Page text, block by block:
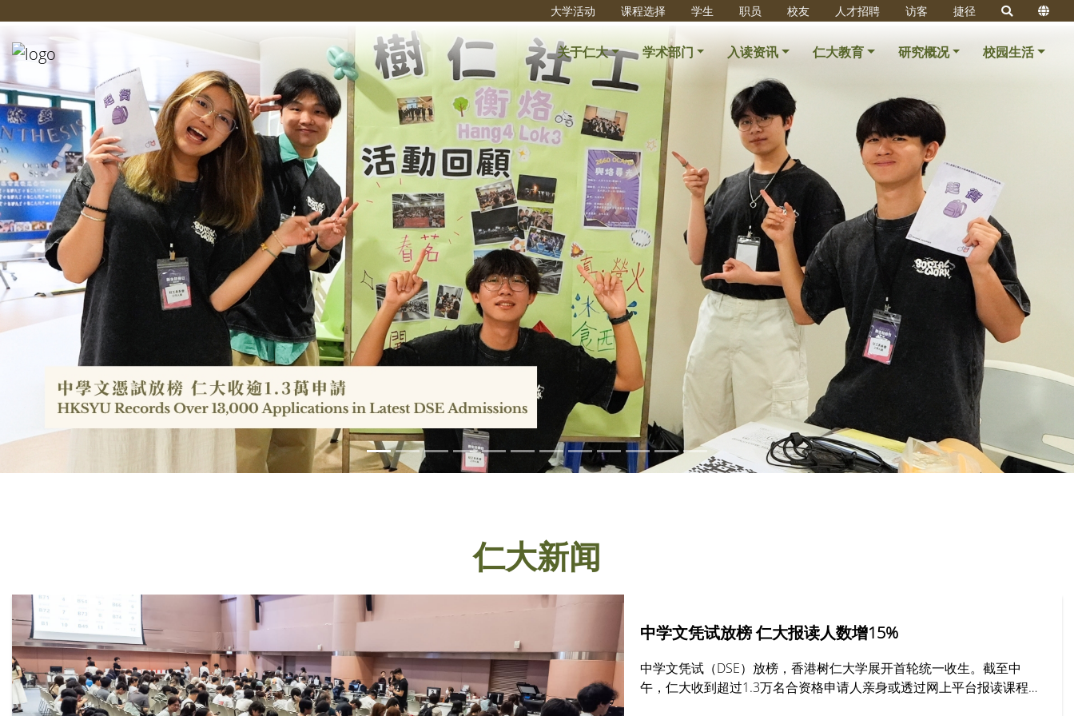
大学活动 课程选择 学生 职员 校友 人才招聘 访客 捷径
关于仁大 学术部门 入读资讯 仁大教育 研究概况 校园生活
仁大新闻
中学文凭试放榜 仁大报读人数增15%
中学文凭试（DSE）放榜，香港树仁大学展开首轮统一收生。截至中
午，仁大收到超过1.3万名合资格申请人亲身或透过网上平台报读课程，